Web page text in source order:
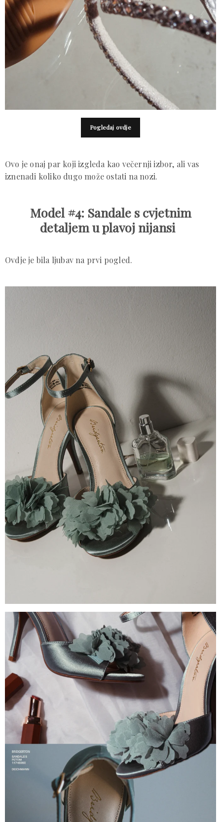
Pogledaj ovdje
Ovo je onaj par koji izgleda kao večernji izbor, ali vas
iznenadi koliko dugo može ostati na nozi.
Model #4: Sandale s cvjetnim
detaljem u plavoj nijansi
Ovdje je bila ljubav na prvi pogled.